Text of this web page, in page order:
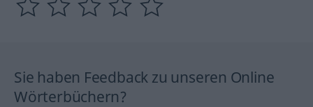
Sie haben Feedback zu unseren Online
Wörterbüchern?